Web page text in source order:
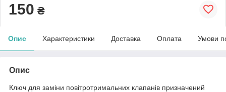
150 ₴
Опис Характеристики Доставка Оплата Умови
Опис
Ключ для заміни повітротримальних клапанів призначений